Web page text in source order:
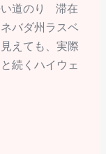
い道のり 滞在
バダ州ラスベ
えても、実際
続くハイウェ